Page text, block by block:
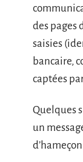
des pages
saisies
bancaire,
captées
Quelques
un